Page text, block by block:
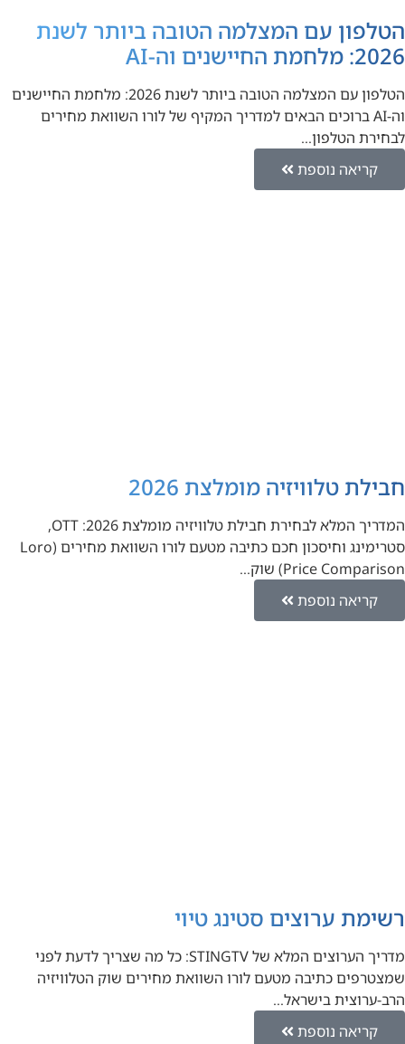
הטלפון עם המצלמה הטובה ביותר לשנת
2026: מלחמת החיישנים וה-AI
הטלפון עם המצלמה הטובה ביותר לשנת 2026: מלחמת החיישנים
וה-AI ברוכים הבאים למדריך המקיף של לורו השוואת מחירים
לבחירת הטלפון…
קריאה נוספת
חבילת טלוויזיה מומלצת 2026
המדריך המלא לבחירת חבילת טלוויזיה מומלצת 2026: OTT,
סטרימינג וחיסכון חכם כתיבה מטעם לורו השוואת מחירים (Loro
Price Comparison) שוק…
קריאה נוספת
רשימת ערוצים סטינג טיוי
מדריך הערוצים המלא של STINGTV: כל מה שצריך לדעת לפני
שמצטרפים כתיבה מטעם לורו השוואת מחירים שוק הטלוויזיה
הרב-ערוצית בישראל…
קריאה נוספת